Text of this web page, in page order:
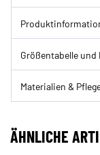
Größentabelle
Materialien &
ÄHNLICHE